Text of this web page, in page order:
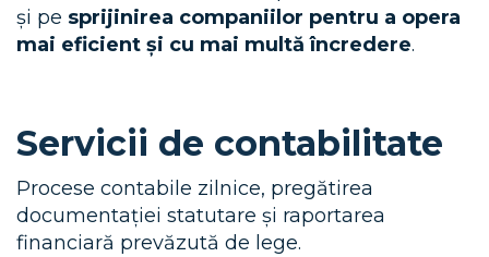
și pe sprijinirea companiilor pentru a opera
mai eficient și cu mai multă încredere.
Servicii de contabilitate
Procese contabile zilnice, pregătirea
documentației statutare și raportarea
financiară prevăzută de lege.